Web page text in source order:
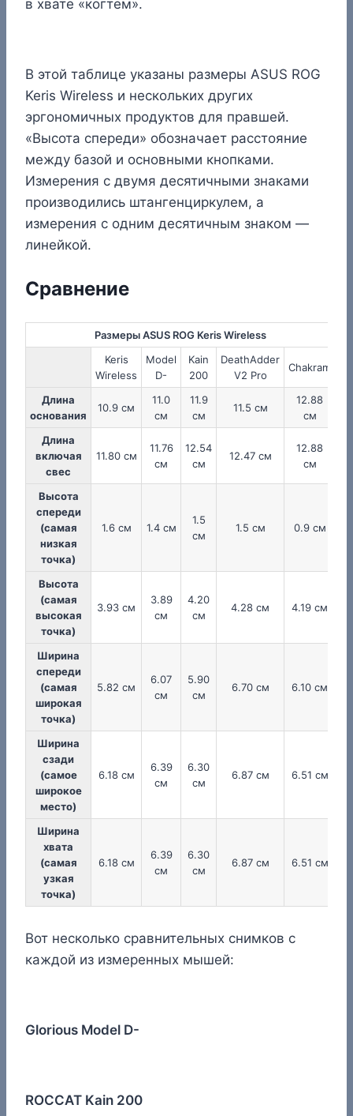
в хвате «когтем».
В этой таблице указаны размеры ASUS ROG
Keris Wireless и нескольких других
эргономичных продуктов для правшей.
«Высота спереди» обозначает расстояние
между базой и основными кнопками.
Измерения с двумя десятичными знаками
производились штангенциркулем, а
измерения с одним десятичным знаком —
линейкой.
Сравнение
Размеры ASUS ROG Keris Wireless
Keris
Wireless
Model
D-
Kain
200
DeathAdder
V2 Pro
Chakram
Длина
основания
10.9 см
11.0
см
11.9
см
11.5 см
12.88
см
Длина
включая
свес
11.80 см
11.76
см
12.54
см
12.47 см
12.88
см
Высота
спереди
(самая
низкая
точка)
1.6 см 1.4 см
1.5
см
1.5 см 0.9 см
Высота
(самая
высокая
точка)
3.93 см
3.89
см
4.20
см
4.28 см 4.19 см
Ширина
спереди
(самая
широкая
точка)
5.82 см
6.07
см
5.90
см
6.70 см 6.10 см
Ширина
сзади
(самое
широкое
место)
6.18 см
6.39
см
6.30
см
6.87 см 6.51 см
Ширина
хвата
(самая
узкая
точка)
6.18 см
6.39
см
6.30
см
6.87 см 6.51 см
Вот несколько сравнительных снимков с
каждой из измеренных мышей:
Glorious Model D-
ROCCAT Kain 200